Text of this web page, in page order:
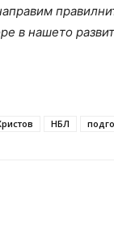
в нашето
НБЛ